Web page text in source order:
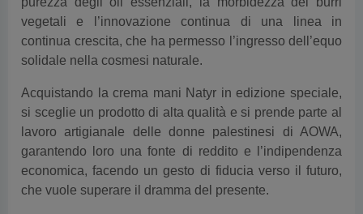
vegetali e l’innovazione continua di una linea in
continua crescita, che ha permesso l’ingresso dell’equo
solidale nella cosmesi naturale.
Acquistando la crema mani Natyr in edizione speciale,
si sceglie un prodotto di alta qualità e si prende parte al
lavoro artigianale delle donne palestinesi di AOWA,
garantendo loro una fonte di reddito e l’indipendenza
economica, facendo un gesto di fiducia verso il futuro,
che vuole superare il dramma del presente.